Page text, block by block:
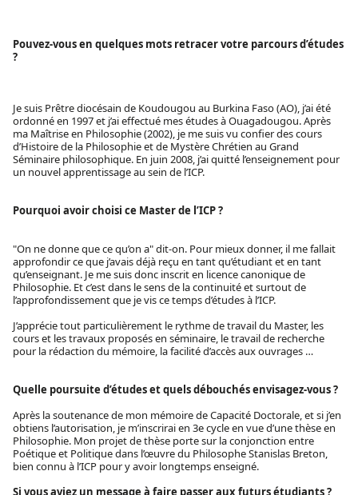
Pouvez-vous en quelques mots retracer votre parcours d’études
?
Je suis Prêtre diocésain de Koudougou au Burkina Faso (AO), j’ai été
ordonné en 1997 et j’ai effectué mes études à Ouagadougou. Après
ma Maîtrise en Philosophie (2002), je me suis vu confier des cours
d’Histoire de la Philosophie et de Mystère Chrétien au Grand
Séminaire philosophique. En juin 2008, j’ai quitté l’enseignement pour
un nouvel apprentissage au sein de l’ICP.
Pourquoi avoir choisi ce Master de l’ICP ?
"On ne donne que ce qu’on a" dit-on. Pour mieux donner, il me fallait
approfondir ce que j’avais déjà reçu en tant qu’étudiant et en tant
qu’enseignant. Je me suis donc inscrit en licence canonique de
Philosophie. Et c’est dans le sens de la continuité et surtout de
l’approfondissement que je vis ce temps d’études à l’ICP.
J’apprécie tout particulièrement le rythme de travail du Master, les
cours et les travaux proposés en séminaire, le travail de recherche
pour la rédaction du mémoire, la facilité d’accès aux ouvrages …
Quelle poursuite d’études et quels débouchés envisagez-vous ?
Après la soutenance de mon mémoire de Capacité Doctorale, et si j’en
obtiens l’autorisation, je m’inscrirai en 3e cycle en vue d’une thèse en
Philosophie. Mon projet de thèse porte sur la conjonction entre
Poétique et Politique dans l’œuvre du Philosophe Stanislas Breton,
bien connu à l’ICP pour y avoir longtemps enseigné.
Si vous aviez un message à faire passer aux futurs étudiants ?